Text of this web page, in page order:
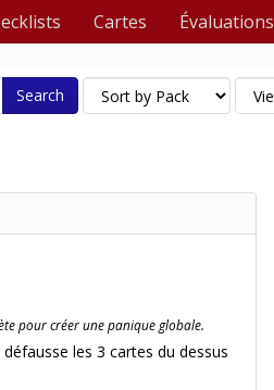
Cartes Évaluations
Search
pour créer une panique globale.
les 3 cartes du dessus